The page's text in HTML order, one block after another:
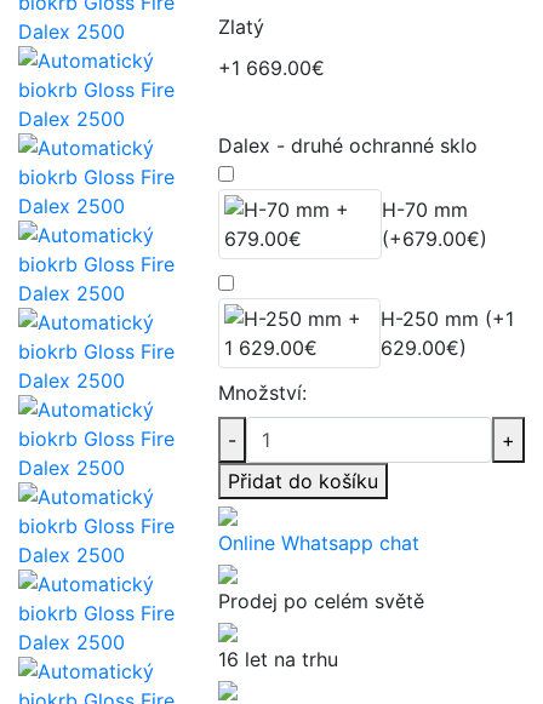
Zlatý
+1 669.00€
Dalex - druhé ochranné sklo
H-70 mm
(+679.00€)
H-250 mm (+1
629.00€)
Množství:
-
+
Přidat do košíku
Online Whatsapp chat
Prodej po celém světě
16 let na trhu